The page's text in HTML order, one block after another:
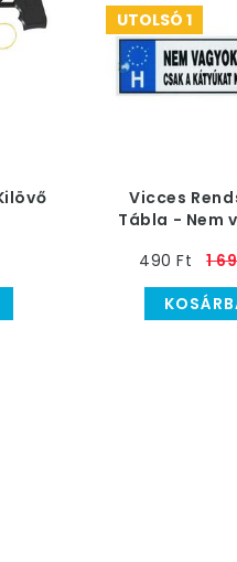
UTOLSÓ 1
Vicces
Tábla - Nem
490 Ft
1